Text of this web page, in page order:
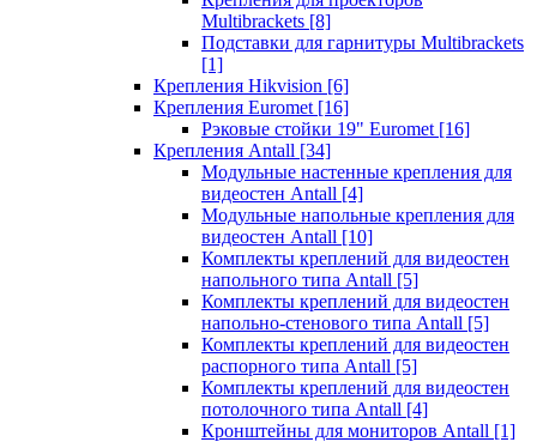
Multibrackets [8]
Подставки для гарнитуры Multibrackets
[1]
Крепления Hikvision [6]
Крепления Euromet [16]
Рэковые стойки 19" Euromet [16]
Крепления Antall [34]
Модульные настенные крепления для
видеостен Antall [4]
Модульные напольные крепления для
видеостен Antall [10]
Комплекты креплений для видеостен
напольного типа Antall [5]
Комплекты креплений для видеостен
напольно-стенового типа Antall [5]
Комплекты креплений для видеостен
распорного типа Antall [5]
Комплекты креплений для видеостен
потолочного типа Antall [4]
Кронштейны для мониторов Antall [1]